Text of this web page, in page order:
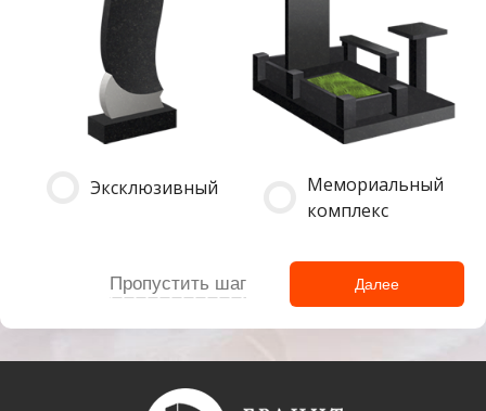
Эксклюзивный
Мемориальный
комплекс
Далее
Пропустить шаг